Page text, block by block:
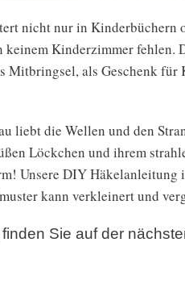
nicht nur in Kinderbüchern
Kinderzimmer fehlen.
Mitbringsel, als Geschenk
liebt die Wellen und den
Löckchen und ihrem
Unsere DIY
kann verkleinert und
Sie auf der